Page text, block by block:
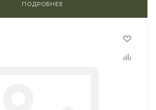
ПОДРОБНЕЕ